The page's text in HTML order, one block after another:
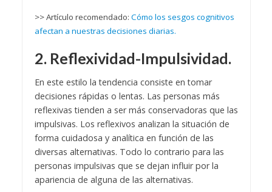
>> Artículo recomendado: Cómo los sesgos cognitivos
afectan a nuestras decisiones diarias.
2. Reflexividad-Impulsividad.
En este estilo la tendencia consiste en tomar
decisiones rápidas o lentas. Las personas más
reflexivas tienden a ser más conservadoras que las
impulsivas. Los reflexivos analizan la situación de
forma cuidadosa y analítica en función de las
diversas alternativas. Todo lo contrario para las
personas impulsivas que se dejan influir por la
apariencia de alguna de las alternativas.